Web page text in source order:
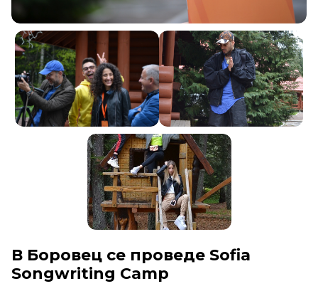
В Боровец се проведе Sofia
Songwriting Camp